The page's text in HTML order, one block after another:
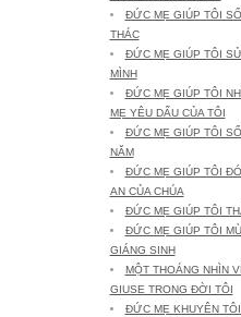
ĐỨC MẸ GIÚP TÔI
THÁC
ĐỨC MẸ GIÚP TÔI
MÌNH
ĐỨC MẸ GIÚP TÔI
MẸ YÊU DẤU CỦA TÔI
ĐỨC MẸ GIÚP TÔI
NĂM
ĐỨC MẸ GIÚP TÔI
AN CỦA CHÚA
ĐỨC MẸ GIÚP TÔI
ĐỨC MẸ GIÚP TÔI
GIÁNG SINH
MỘT THOÁNG NHÌN
GIUSE TRONG ĐỜI TÔI
ĐỨC MẸ KHUYÊN